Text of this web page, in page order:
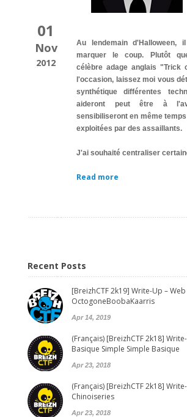
01
Nov
2012
Au lendemain d'Halloween,
marquer le coup. Plutôt
célèbre adage anglais "Trick
l'occasion, laissez moi vous
synthétique différentes
aideront peut être à
sensibiliseront en même
exploitées par des assaillants.
J'ai souhaité centraliser
Read more
Recent Posts
[BreizhCTF 2k19] Write-Up – Web
OctogoneBoobaKaarris
Apr 14, 2019
(Français) [BreizhCTF 2k18]
Basique Simple Simple Basique
Apr 23, 2018
(Français) [BreizhCTF 2k18]
Chinoiseries
Apr 23, 2018